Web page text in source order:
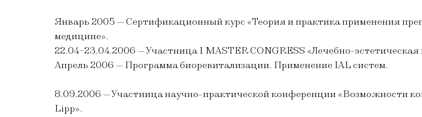
Январь 2005 — Сертификационный курс «Теория и практика применения
медицине».
22.04-23.04.2006 — Участница 1 MASTER CONGRESS «Лечебно-
Апрель 2006 — Программа биоревитализации. Применение IAL систем.
8.09.2006 — Участница научно-практической конференции «Возможности
Lipp».